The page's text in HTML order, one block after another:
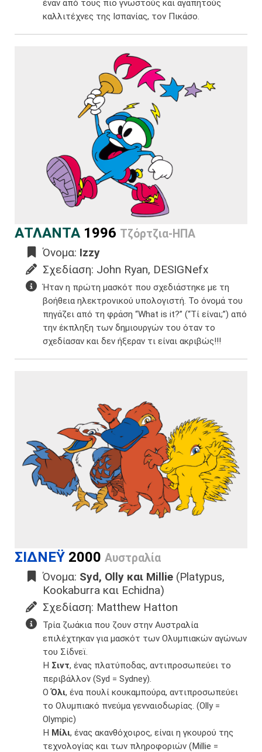
έναν από τους πιο γνωστούς και αγαπητούς
καλλιτέχνες της Ισπανίας, τον Πικάσο.
ΑΤΛΑΝΤΑ1996 Τζόρτζια-ΗΠΑ
Όνομα: Izzy
Σχεδίαση: John Ryan, DESIGNefx
Ήταν η πρώτη μασκότ που σχεδιάστηκε με τη
βοήθεια ηλεκτρονικού υπολογιστή. ​Το όνομά του
πηγάζει από τη φράση “What is it?” (“Τί είναι;”) από
την έκπληξη των δημιουργών του όταν το
σχεδίασαν και δεν ήξεραν τι είναι ακριβώς!!!
ΣΙΔΝΕΫ 2000 Αυστραλία
Όνομα: Syd, Olly και Millie(Platypus,
Kookaburra και Echidna)
Σχεδίαση: Matthew Hatton
Τρία ζωάκια που ζουν στην Αυστραλία
επιλέχτηκαν για μασκότ των Ολυμπιακών αγώνων
του Σίδνεϊ.
Η Σιντ, ένας πλατύποδας, αντιπροσωπεύει το
περιβάλλον (Syd = Sydney).
ΟΌλι, ένα πουλί κουκαμπούρα, αντιπροσωπεύει
το Ολυμπιακό πνεύμα γενναιοδωρίας. (Olly =
Olympic)
Η Μίλι, ένας ακανθόχοιρος, είναι η γκουρού της
τεχνολογίας και των πληροφοριών (Millie =